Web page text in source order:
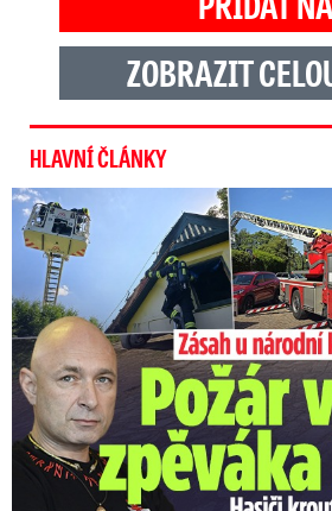
ZOBRAZIT
HLAVNÍ ČLÁNKY
U Daniela Landy hořelo! Hasiči kroutí